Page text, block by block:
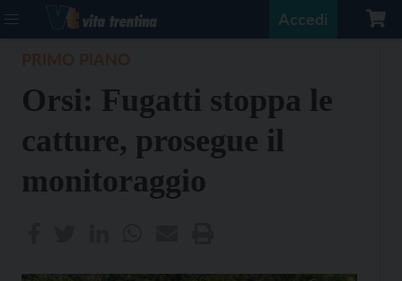
Accedi
Orsi: Fugatti stoppa le
catture, prosegue il
monitoraggio